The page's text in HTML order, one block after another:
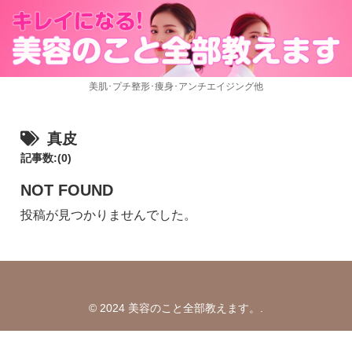
美肌･プチ整形･痩身･アンチエイジング他
真皮
記事数:(0)
NOT FOUND
投稿が見つかりませんでした。
© 2024 美容のこと全部教えます。.